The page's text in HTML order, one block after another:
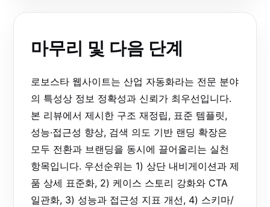
마무리 및 다음 단계
로보스타 웹사이트는 산업 자동화라는 전문 분야
의 특성상 정보 정확성과 신뢰가 최우선입니다.
본 리뷰에서 제시한 구조 재정립, 표준 템플릿,
성능·접근성 향상, 검색 의도 기반 랜딩 확장은
모두 전환과 브랜딩을 동시에 끌어올리는 실천
항목입니다. 우선순위는 1) 상단 내비게이션과 제
품 상세 표준화, 2) 케이스 스토리 강화와 CTA
일관화, 3) 성능과 접근성 지표 개선, 4) 스키마/